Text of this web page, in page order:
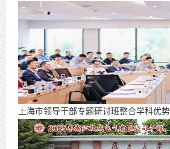
上海市领导干部专题研讨班整合学科优